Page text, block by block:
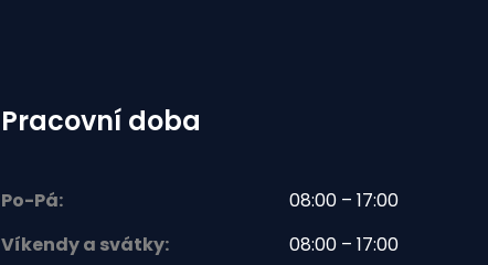
Pracovní doba
Po-Pá:
08:00 – 17:00
Víkendy a svátky:
08:00 – 17:00